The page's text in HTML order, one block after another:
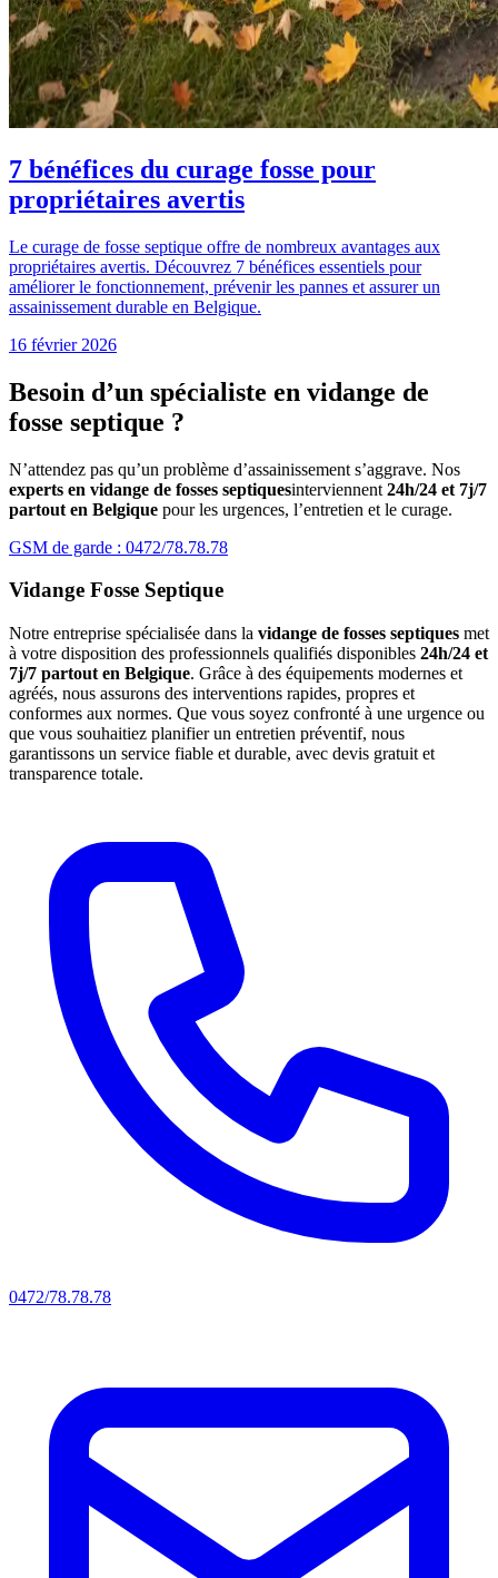
Besoin d’un spécialiste en vidange de
fosse septique ?
N’attendez pas qu’un problème d’assainissement s’aggrave. Nos
experts en vidange de fosses septiquesinterviennent 24h/24 et 7j/7
partout en Belgique pour les urgences, l’entretien et le curage.
GSM de garde : 0472/78.78.78
Vidange Fosse Septique
Notre entreprise spécialisée dans la vidange de fosses septiques met
à votre disposition des professionnels qualifiés disponibles 24h/24 et
7j/7 partout en Belgique. Grâce à des équipements modernes et
agréés, nous assurons des interventions rapides, propres et
conformes aux normes. Que vous soyez confronté à une urgence ou
que vous souhaitiez planifier un entretien préventif, nous
garantissons un service fiable et durable, avec devis gratuit et
transparence totale.
0472/78.78.78